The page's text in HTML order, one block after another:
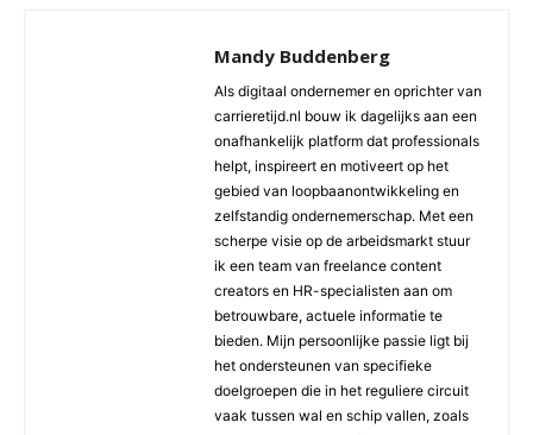
Mandy Buddenberg
Als digitaal ondernemer en oprichter van
carrieretijd.nl bouw ik dagelijks aan een
onafhankelijk platform dat professionals
helpt, inspireert en motiveert op het
gebied van loopbaanontwikkeling en
zelfstandig ondernemerschap. Met een
scherpe visie op de arbeidsmarkt stuur
ik een team van freelance content
creators en HR-specialisten aan om
betrouwbare, actuele informatie te
bieden. Mijn persoonlijke passie ligt bij
het ondersteunen van specifieke
doelgroepen die in het reguliere circuit
vaak tussen wal en schip vallen, zoals